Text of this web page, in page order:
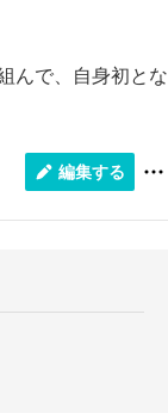
んで、自身初とな
編集する